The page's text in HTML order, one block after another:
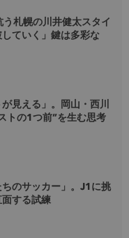
札幌の川井健太スタイ
ていく」鍵は多彩な
が見える」。岡山・西川
トの1つ前”を生む思考
のサッカー」。J1に挑
する試練